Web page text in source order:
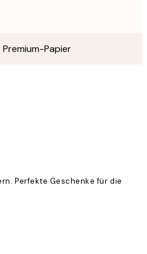
Papier
Perfekte Geschenke für die